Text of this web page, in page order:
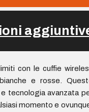
con le cuffie
e rosse.
tecnologia avanzata
momento e